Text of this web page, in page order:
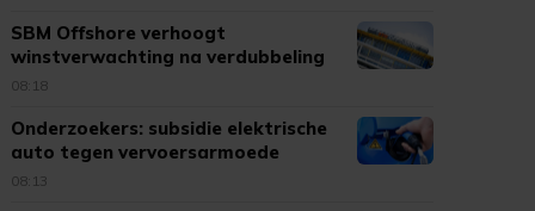
SBM Offshore verhoogt
winstverwachting na verdubbeling
omzet
08:18
Onderzoekers: subsidie elektrische
auto tegen vervoersarmoede
08:13